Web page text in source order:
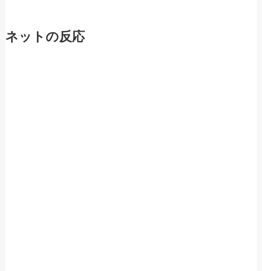
ネットの反応